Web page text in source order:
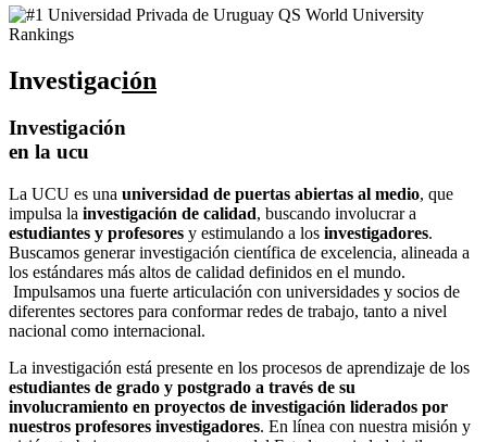
Investigación
Investigación
en la ucu
La UCU es una universidad de puertas abiertas al medio, que
impulsa la investigación de calidad, buscando involucrar a
estudiantes y profesores y estimulando a los investigadores.
Buscamos generar investigación científica de excelencia, alineada a
los estándares más altos de calidad definidos en el mundo.
Impulsamos una fuerte articulación con universidades y socios de
diferentes sectores para conformar redes de trabajo, tanto a nivel
nacional como internacional.
La investigación está presente en los procesos de aprendizaje de los
estudiantes de grado y postgrado a través de su
involucramiento en proyectos de investigación liderados por
nuestros profesores investigadores. En línea con nuestra misión y